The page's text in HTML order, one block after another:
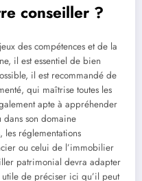
conseiller ?
des compétences et de la
il est essentiel de bien
il est recommandé de
qui maîtrise toutes les
apte à appréhender
son domaine
les réglementations
ou celui de l’immobilier
patrimonial devra adapter
utile de préciser ici qu’il peut